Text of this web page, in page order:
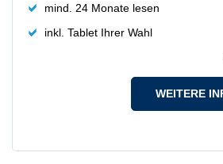
mind. 24 Monate lesen
inkl. Tablet Ihrer Wahl
WEITERE